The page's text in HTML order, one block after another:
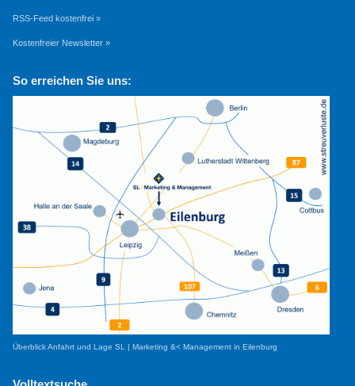
RSS-Feed kostenfrei »
Kostenfreier Newsletter »
So erreichen Sie uns:
Überblick Anfahrt und Lage SL | Marketing &< Management in Eilenburg